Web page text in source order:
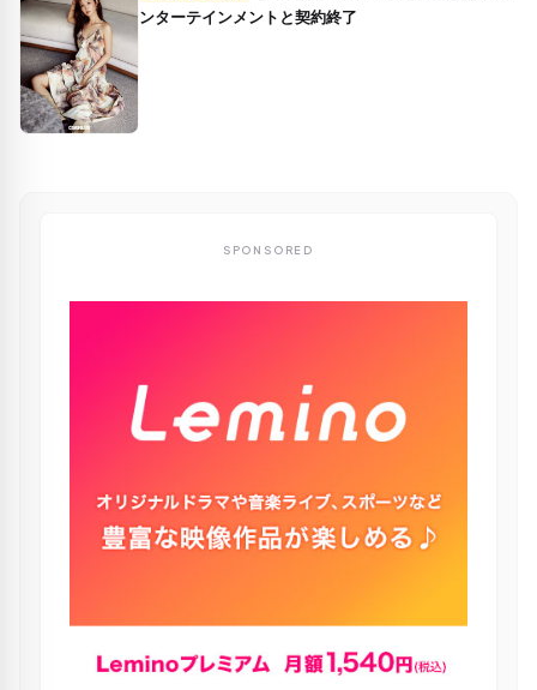
ンターテインメントと契約終了
SPONSORED